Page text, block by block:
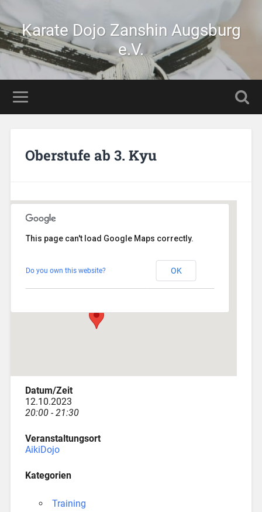
Karate Dojo Zanshin Augsburg
e.V.
Oberstufe ab 3. Kyu
Veranstaltungen
This page can't load Google Maps correctly.
Do you own this website? OK
Datum/Zeit
12.10.2023
20:00 - 21:30
Veranstaltungsort
AikiDojo
Kategorien
Training